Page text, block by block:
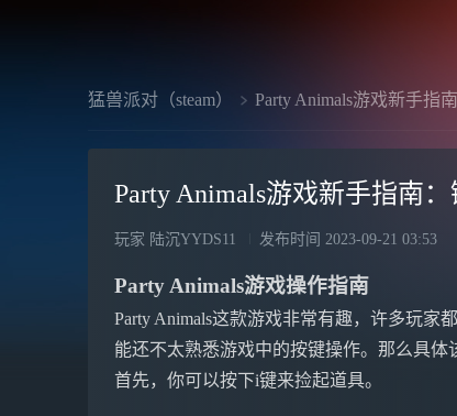
猛兽派对（steam） Party Animals游戏新手指南
Party Animals游戏新手指南
玩家 陆沉YYDS11 发布时间 2023-09-21 03:53
Party Animals游戏操作指南
Party Animals这款游戏非常有趣，许多玩
能还不太熟悉游戏中的按键操作。那么具体
首先，你可以按下i键来捡起道具。